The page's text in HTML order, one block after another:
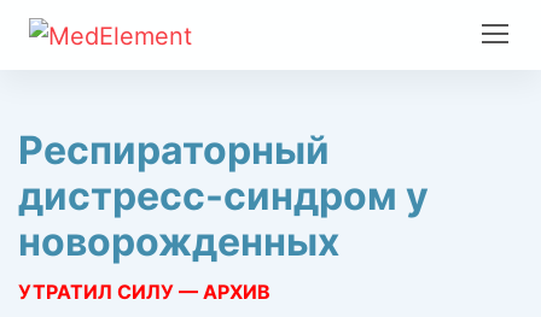
Респираторный
дистресс-синдром у
новорожденных
УТРАТИЛ СИЛУ — АРХИВ